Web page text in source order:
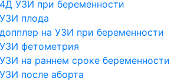
4Д УЗИ при беременности
УЗИ плода
допплер на УЗИ при беременности
УЗИ фетометрия
УЗИ на раннем сроке беременности
УЗИ после аборта